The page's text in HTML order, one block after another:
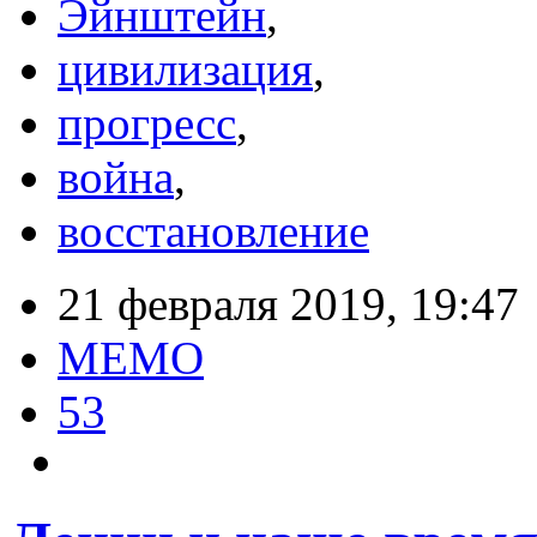
Эйнштейн,
цивилизация,
прогресс,
война,
восстановление
21 февраля 2019, 19:47
MEMO
53